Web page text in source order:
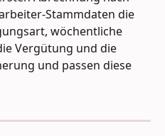
Stammdaten die
wöchentliche
Vergütung und die
und passen diese